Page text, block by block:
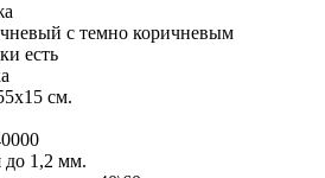
с темно коричневым
есть
см.
до 1,2 мм.